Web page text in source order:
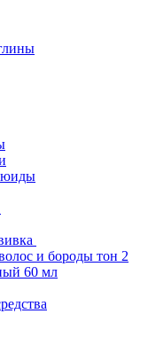
и бороды тон 2
60 мл